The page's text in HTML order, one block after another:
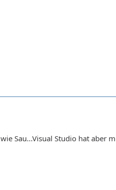
Sau...Visual Studio hat aber